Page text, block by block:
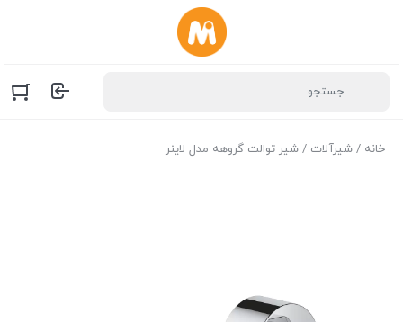
خانه / شیرآلات / شیر توالت گروهه مدل لاینر